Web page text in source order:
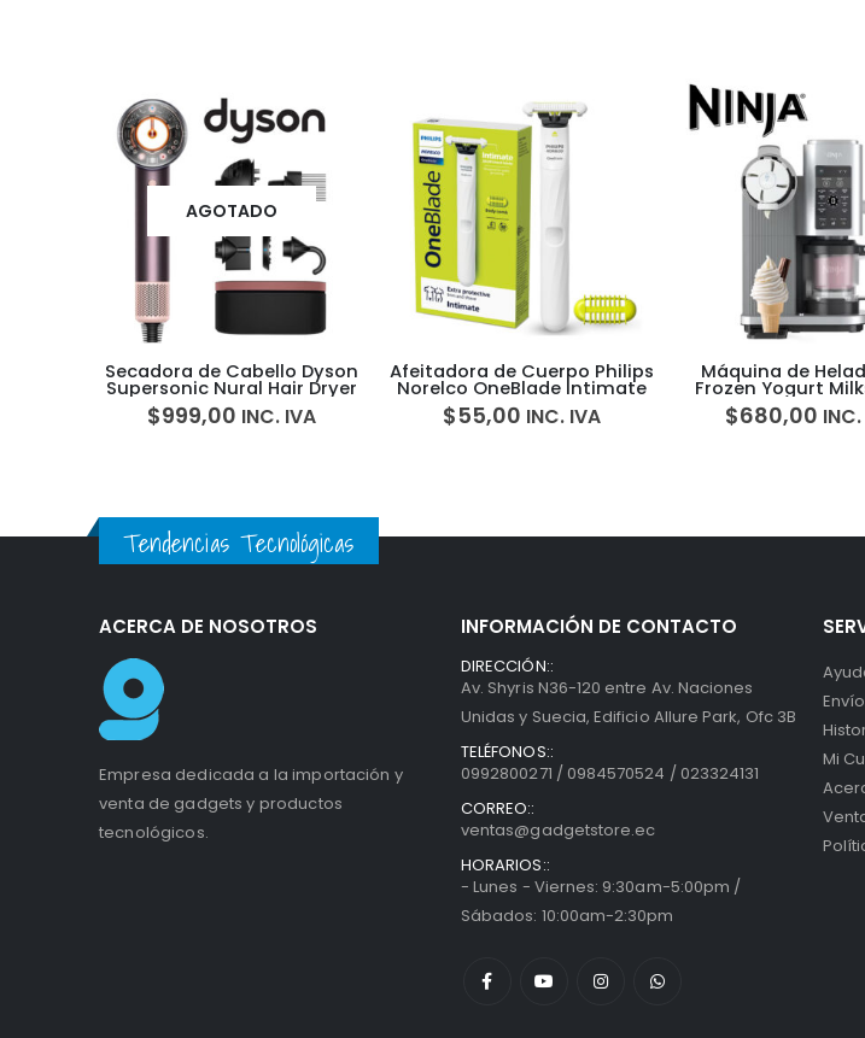
Afeitadora de Cuerpo Philips
Norelco OneBlade Intimate
$55,00 INC. IVA
Máquina de Helado Soft
Frozen Yogurt Milkshakes
Ninja CREAMi Scoop Swirl 13-
1 NC701
$680,00INC. IVA
Humidificador y
Aromas
Luces y Sensor de
$30,00INC.
Tendencias Tecnológicas
venta de gadgets y productos
DIRECCIÓN::
TELÉFONOS::
CORREO::
HORARIOS::
- Lunes - Viernes: 9:30am-5:00pm /